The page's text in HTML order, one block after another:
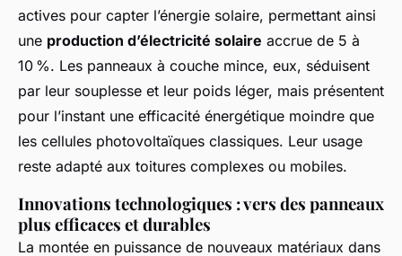
actives pour capter l’énergie solaire, permettant ainsi
une production d’électricité solaire accrue de 5 à
10 %. Les panneaux à couche mince, eux, séduisent
par leur souplesse et leur poids léger, mais présentent
pour l’instant une efficacité énergétique moindre que
les cellules photovoltaïques classiques. Leur usage
reste adapté aux toitures complexes ou mobiles.
Innovations technologiques : vers des panneaux
plus efficaces et durables
La montée en puissance de nouveaux matériaux dans